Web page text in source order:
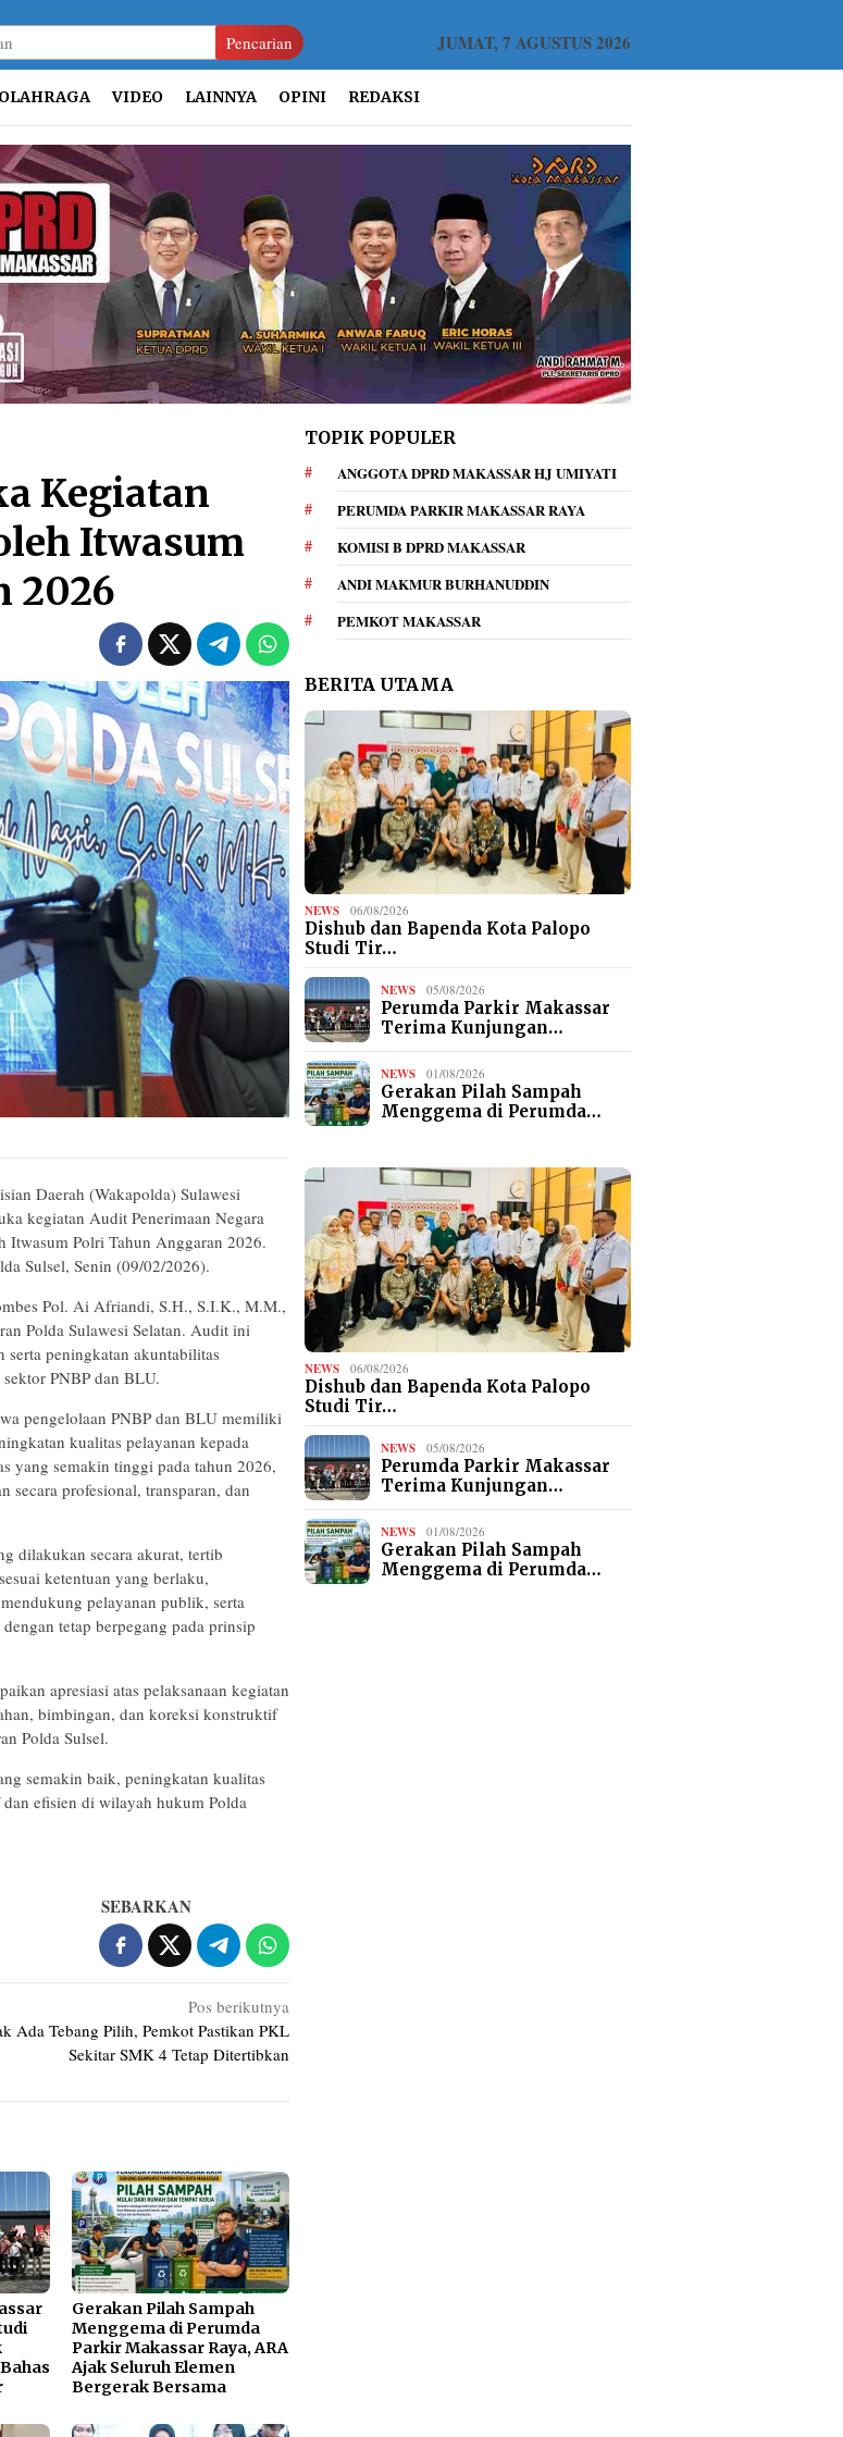
Pencarian JUMAT, 7 AGUSTUS 2026
OLAHRAGA VIDEO LAINNYA OPINI REDAKSI
Kegiatan
Itwasum
2026
Daerah (Wakapolda) Sulawesi
kegiatan Audit Penerimaan Negara
Itwasum Polri Tahun Anggaran 2026.
Sulsel, Senin (09/02/2026).
Pol. Ai Afriandi, S.H., S.I.K., M.M.,
Polda Sulawesi Selatan. Audit ini
serta peningkatan akuntabilitas
PNBP dan BLU.
pengelolaan PNBP dan BLU memiliki
kualitas pelayanan kepada
yang semakin tinggi pada tahun 2026,
secara profesional, transparan, dan
dilakukan secara akurat, tertib
ketentuan yang berlaku,
pelayanan publik, serta
tetap berpegang pada prinsip
apresiasi atas pelaksanaan kegiatan
bimbingan, dan koreksi konstruktif
Polda Sulsel.
semakin baik, peningkatan kualitas
efisien di wilayah hukum Polda
SEBARKAN
Pos berikutnya
Ada Tebang Pilih, Pemkot Pastikan PKL
Sekitar SMK 4 Tetap Ditertibkan
Gerakan Pilah Sampah
Menggema di Perumda
Parkir Makassar Raya, ARA
Ajak Seluruh Elemen
Bergerak Bersama
TOPIK POPULER
ANGGOTA DPRD MAKASSAR HJ UMIYATI
PERUMDA PARKIR MAKASSAR RAYA
KOMISI B DPRD MAKASSAR
ANDI MAKMUR BURHANUDDIN
PEMKOT MAKASSAR
BERITA UTAMA
NEWS 06/08/2026
Dishub dan Bapenda Kota Palopo
Studi Tir…
NEWS 05/08/2026
Perumda Parkir Makassar
Terima Kunjungan…
NEWS 01/08/2026
Gerakan Pilah Sampah
Menggema di Perumda…
NEWS 06/08/2026
Dishub dan Bapenda Kota Palopo
Studi Tir…
NEWS 05/08/2026
Perumda Parkir Makassar
Terima Kunjungan…
NEWS 01/08/2026
Gerakan Pilah Sampah
Menggema di Perumda…